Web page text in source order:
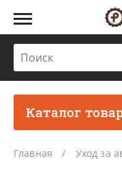
Каталог
Главная Уход за